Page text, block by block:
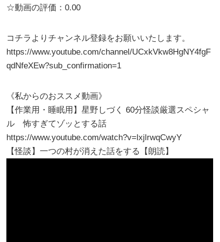
☆動画の評価：0.00
コチラよりチャンネル登録をお願いいたします。
https://www.youtube.com/channel/UCxkVkw8HgNY4fgF
qdNfeXEw?sub_confirmation=1
《私からのおススメ動画》
【作業用・睡眠用】星野しづく 60分怪談厳選スペシャ
ル 怖すぎてゾッとする話
https://www.youtube.com/watch?v=lxjlrwqCwyY
【怪談】一つの村が消えた話をする【朗読】